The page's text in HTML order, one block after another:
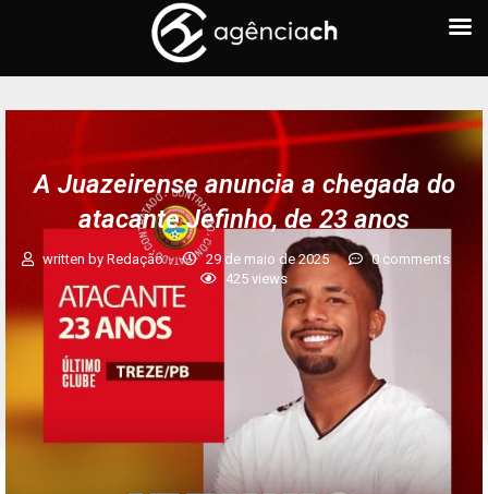
A Juazeirense anuncia a chegada do
atacante Jefinho, de 23 anos
written by Redação 29 de maio de 2025
0 comments
425 views